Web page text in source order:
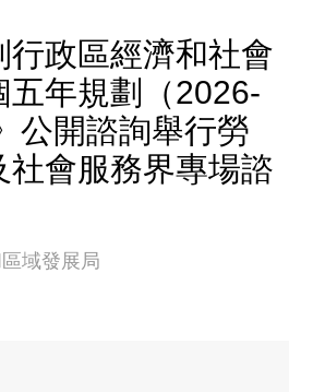
行政區經濟和社會
五年規劃（2026-
公開諮詢舉行勞
社會服務界專場諮
域發展局